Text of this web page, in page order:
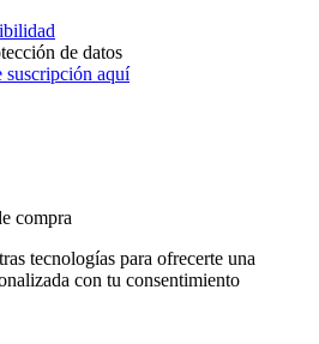
de datos
suscripción aquí
compra
tecnologías para ofrecerte una
con tu consentimiento